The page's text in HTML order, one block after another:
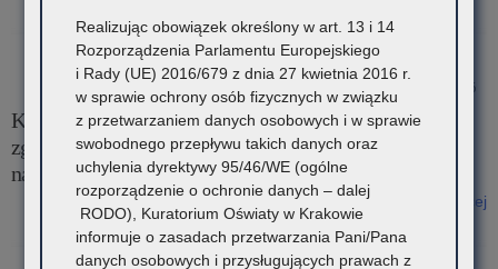
przekazywania informacji o liczbie wolnych miejsc w publicznych
liceach ogólnokształcących, technikach, branżowych szkołach I
stopnia, szkołach policealnych, branżowych szkołach II stopnia,
publicznych szkołach podstawowych dla dorosłych – postępowanie
rekrutacyjne na rok szkolny 2026/2027 oraz po przeprowadzeniu
postępowania rekrutacyjnego uzupełniającego na rok szkolny
3 sierpnia 2026
Komunikat Małopolskiego Kuratora Oświaty w sprawie
zgłaszania zawodów wiedzy, artystycznych i sportowych
na rok szkolny 2027/2028
Czytaj więcej
o: Komunikat Małopolskiego Kuratora Oświaty w sprawie
zgłaszania zawodów wiedzy, artystycznych i sportowych na rok
Realizując obowiązek określony w art. 13 i 14
Rozporządzenia Parlamentu Europejskiego
i Rady (UE) 2016/679 z dnia 27 kwietnia 2016 r.
w sprawie ochrony osób fizycznych w związku
z przetwarzaniem danych osobowych i w sprawie
swobodnego przepływu takich danych oraz
uchylenia dyrektywy 95/46/WE (ogólne
rozporządzenie o ochronie danych – dalej
RODO), Kuratorium Oświaty w Krakowie
informuje o zasadach przetwarzania Pani/Pana
danych osobowych i przysługujących prawach z